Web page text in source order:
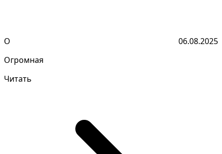
О
06.08.2025
Огромная
Читать